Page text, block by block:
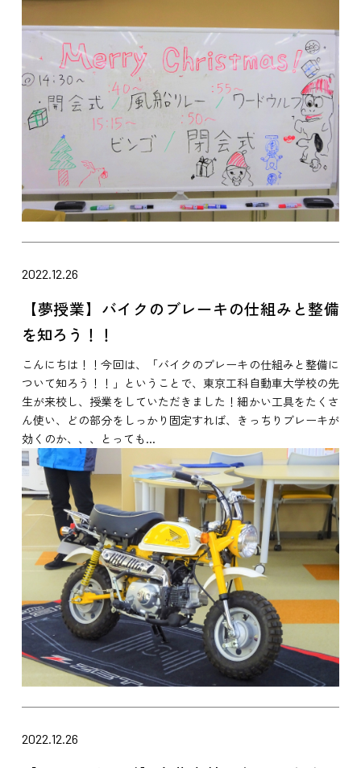
2022.12.26
【夢授業】バイクのブレーキの仕組みと整備
を知ろう！！
こんにちは！！今回は、「バイクのブレーキの仕組みと整備に
ついて知ろう！！」ということで、東京工科自動車大学校の先
生が来校し、授業をしていただきました！細かい工具をたくさ
ん使い、どの部分をしっかり固定すれば、きっちりブレーキが
効くのか、、、とっても...
2022.12.26